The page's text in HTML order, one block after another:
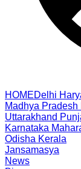
HOMEDelhi
Madhya Pradesh
Uttarakhand
Karnataka
Odisha Kerala
Jansamasya
News